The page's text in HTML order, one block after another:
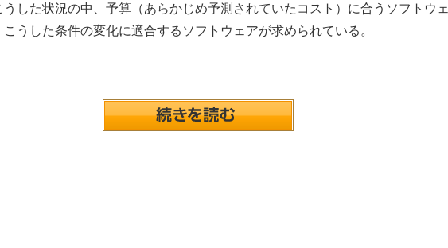
うした状況の中、予算（あらかじめ予測されていたコスト）に合うソフトウェ
こうした条件の変化に適合するソフトウェアが求められている。